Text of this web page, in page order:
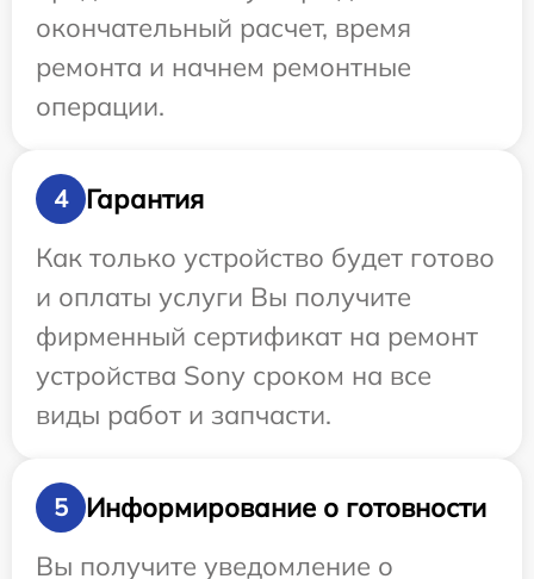
окончательный расчет, время
ремонта и начнем ремонтные
операции.
4
Гарантия
Как только устройство будет готово
и оплаты услуги Вы получите
фирменный сертификат на ремонт
устройства Sony сроком на все
виды работ и запчасти.
5
Информирование о готовности
Вы получите уведомление о